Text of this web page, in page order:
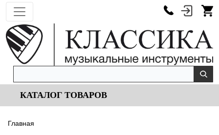
КАТАЛОГ ТОВАРОВ
Главная